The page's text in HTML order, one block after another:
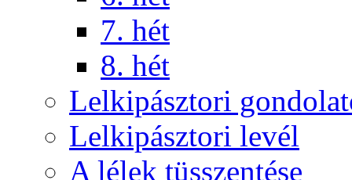
7. hét
8. hét
Lelkipásztori
Lelkipásztori levél
A lélek tüsszentése